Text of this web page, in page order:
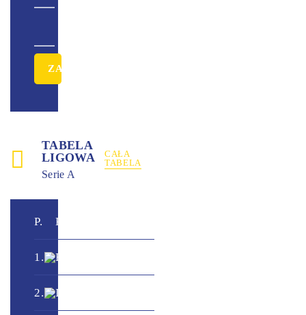
TABELA
LIGOWA
Serie A
CAŁA
TABELA
P. Klub
1.
Fiorentina
2.
Inter